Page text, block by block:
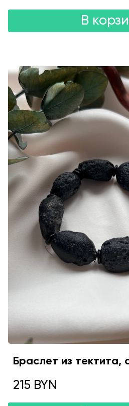
В
Браслет из тектита,
215 BYN